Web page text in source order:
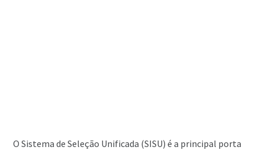
O Sistema de Seleção Unificada (SISU) é a principal porta